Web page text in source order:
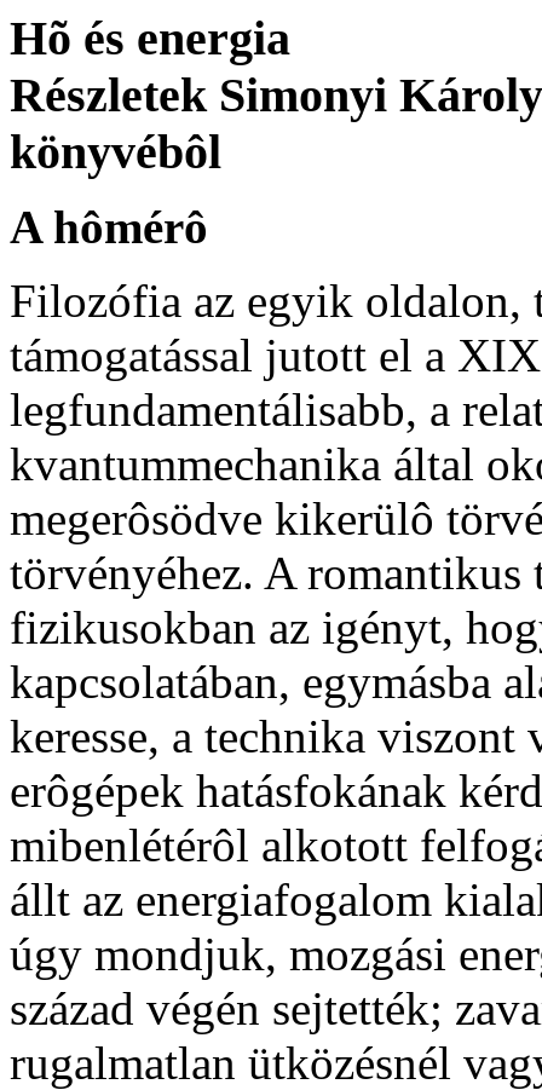
Hõ és energia
Részletek Simonyi
könyvébôl
A hômérô
Filozófia az egyik oldalon,
támogatással jutott el a
legfundamentálisabb, a
kvantummechanika által
megerôsödve kikerülô
törvényéhez. A romantikus
fizikusokban az igényt,
kapcsolatában, egymásba
keresse, a technika viszont
erôgépek hatásfokának
mibenlétérôl alkotott
állt az energiafogalom
úgy mondjuk, mozgási
század végén sejtették;
rugalmatlan ütközésnél